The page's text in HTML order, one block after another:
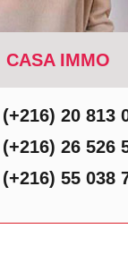
CASA IMMO
(+216) 20 813
(+216) 26 526
(+216) 55 038